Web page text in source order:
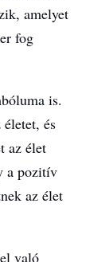
amelyet
fog
is.
és
az élet
a pozitív
az élet
való